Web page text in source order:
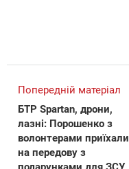
Попередній матеріал
БТР Spartan, дрони,
лазні: Порошенко з
волонтерами приїхали
на передову з